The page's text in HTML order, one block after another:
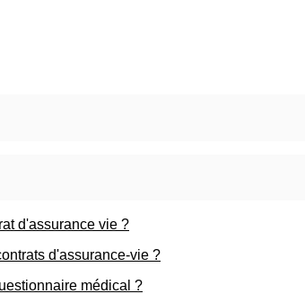
d'assurance vie ?
d'assurance-vie ?
médical ?